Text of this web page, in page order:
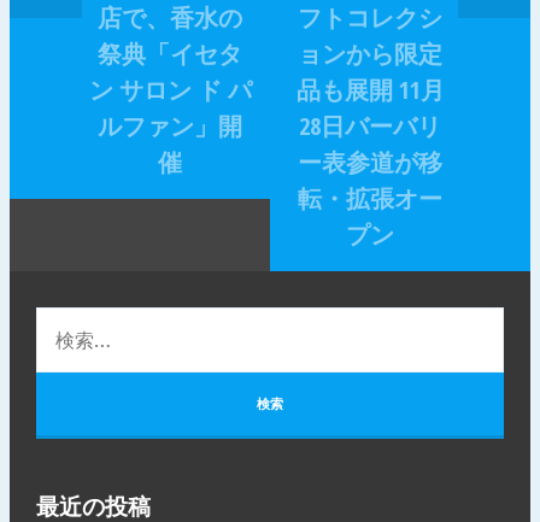
店で、香水の
祭典「イセタ
ン サロン ド パ
ルファン」開
催
フトコレクシ
ョンから限定
品も展開 11月
28日バーバリ
ー表参道が移
転・拡張オー
プン
最近の投稿